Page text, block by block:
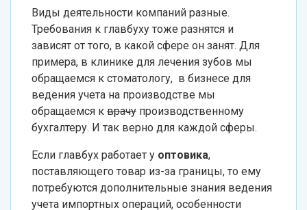
Виды деятельности компаний разные.
Требования к главбуху тоже разнятся и
зависят от того, в какой сфере он занят. Для
примера, в клинике для лечения зубов мы
обращаемся к стоматологу, в бизнесе для
ведения учета на производстве мы
обращаемся к врачу производственному
бухгалтеру. И так верно для каждой сферы.
Если главбух работает у оптовика,
поставляющего товар из-за границы, то ему
потребуются дополнительные знания ведения
учета импортных операций, особенности